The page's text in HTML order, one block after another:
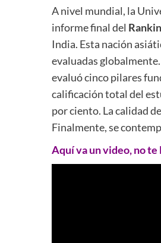
A nivel mundial, la
informe final del
India. Esta nación
evaluadas
evaluó cinco pilares
calificación total del
por ciento. La calidad
Finalmente, se
Aquí va un video, no te